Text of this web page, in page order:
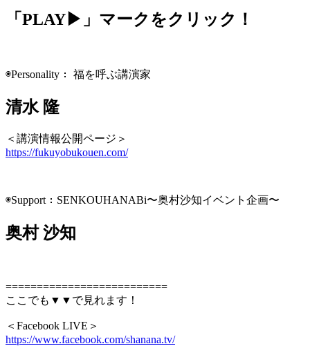
「PLAY▶」マークをクリック！
◉Personality： 福を呼ぶ講演家
清水 隆
＜講演情報公開ページ＞
https://fukuyobukouen.com/
◉Support：SENKOUHANABi〜奥村沙知イベント企画〜
奥村 沙知
==========================
ここでも▼▼で見れます！
＜Facebook LIVE＞
https://www.facebook.com/shanana.tv/